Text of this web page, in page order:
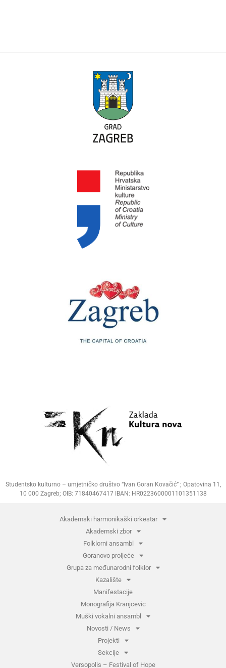
Studentsko kulturno – umjetničko društvo “Ivan Goran Kovačić” ; Opatovina 11,
10 000 Zagreb; OIB: 71840467417 IBAN: HR0223600001101351138
Akademski harmonikaški orkestar
Akademski zbor
Folklorni ansambl
Goranovo proljeće
Grupa za međunarodni folklor
Kazalište
Manifestacije
Monografija Kranjcevic
Muški vokalni ansambl
Novosti / News
Projekti
Sekcije
Versopolis – Festival of Hope